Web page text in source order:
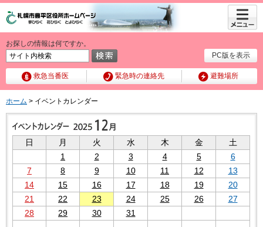
PC版を表示
お探しの情報は何ですか。
救急当番医 緊急時の連絡先 避難場所
メニュ
ー
ホーム > イベントカレンダー
日 月 火 水 木 金
土
1
2 3 4 5
6
7
8 9 10 11 12
13
14
15 16 17 18 19
20
21
22 23 24 25 26
27
28
29 30 31